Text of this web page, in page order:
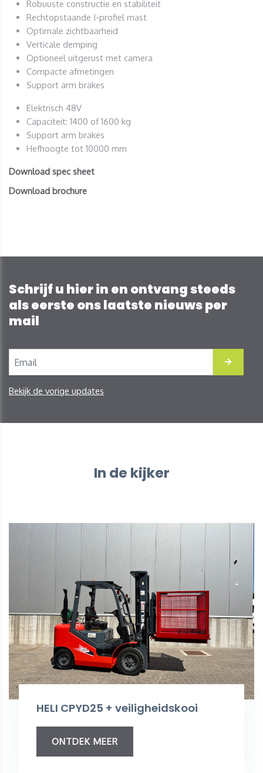
Robuuste constructie en stabiliteit
Rechtopstaande I-profiel mast
Optimale zichtbaarheid
Verticale demping
Optioneel uitgerust met camera
Compacte afmetingen
Support arm brakes
Elektrisch 48V
Capaciteit: 1400 of 1600 kg
Support arm brakes
Hefhoogte tot 10000 mm
Download spec sheet
Download brochure
Schrijf u hier in en ontvang steeds
als eerste ons laatste nieuws per
mail
Bekijk de vorige updates
In de kijker
HELI CPYD25 + veiligheidskooi
ONTDEK MEER